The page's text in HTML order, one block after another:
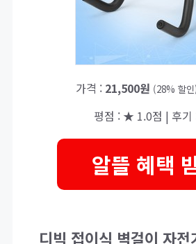
가격 : 21,500원 (28% 할
평점 : ★ 1.0점 | 후기
알뜰 혜택
디빅 접이식 벽걸이 자